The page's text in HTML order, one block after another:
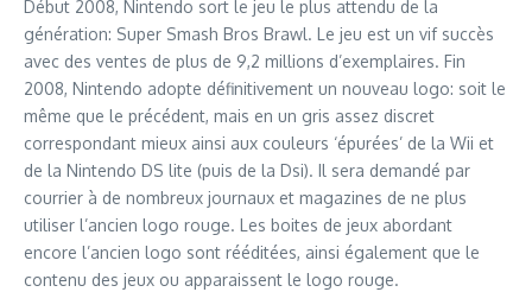
Début 2008, Nintendo sort le jeu le plus attendu de la
génération: Super Smash Bros Brawl. Le jeu est un vif succès
avec des ventes de plus de 9,2 millions d’exemplaires. Fin
2008, Nintendo adopte définitivement un nouveau logo: soit le
même que le précédent, mais en un gris assez discret
correspondant mieux ainsi aux couleurs ‘épurées’ de la Wii et
de la Nintendo DS lite (puis de la Dsi). Il sera demandé par
courrier à de nombreux journaux et magazines de ne plus
utiliser l’ancien logo rouge. Les boites de jeux abordant
encore l’ancien logo sont rééditées, ainsi également que le
contenu des jeux ou apparaissent le logo rouge.